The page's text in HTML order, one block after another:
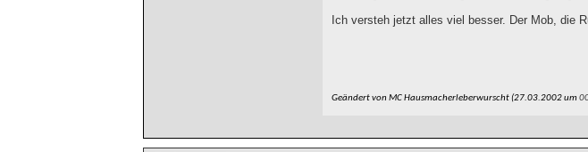
Ich versteh jetzt alles viel besser. Der Mob, die
Geändert von MC Hausmacherleberwurscht (27.03.2002 um